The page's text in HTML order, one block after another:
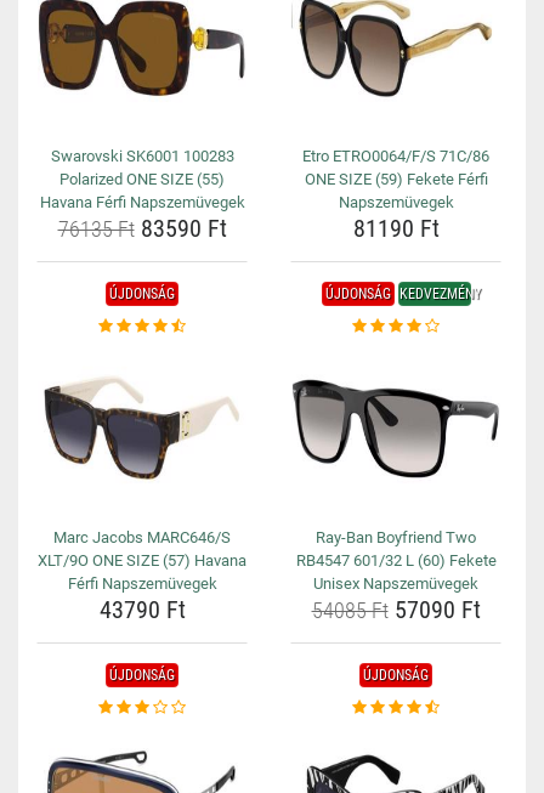
Swarovski SK6001 100283
Polarized ONE SIZE (55)
Havana Férfi Napszemüvegek
76135 Ft83590 Ft
Etro ETRO0064/F/S 71C/86
ONE SIZE (59) Fekete Férfi
Napszemüvegek
81190 Ft
ÚJDONSÁG
Marc Jacobs MARC646/S
XLT/9O ONE SIZE (57) Havana
Férfi Napszemüvegek
43790 Ft
ÚJDONSÁG KEDVEZMÉNY
Ray-Ban Boyfriend Two
RB4547 601/32 L (60) Fekete
Unisex Napszemüvegek
54085 Ft57090 Ft
ÚJDONSÁG ÚJDONSÁG